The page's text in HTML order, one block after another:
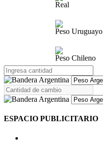
Real
Peso Uruguayo
Peso Chileno
ESPACIO PUBLICITARIO